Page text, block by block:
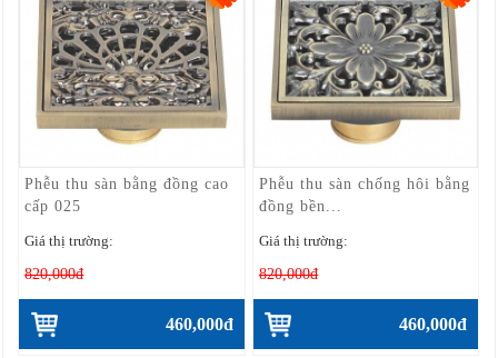
Phễu thu sàn bằng đồng cao
cấp 025
Giá thị trường:
820,000đ
460,000đ
Phễu thu sàn chống hôi bằng
đồng bền...
Giá thị trường:
820,000đ
460,000đ